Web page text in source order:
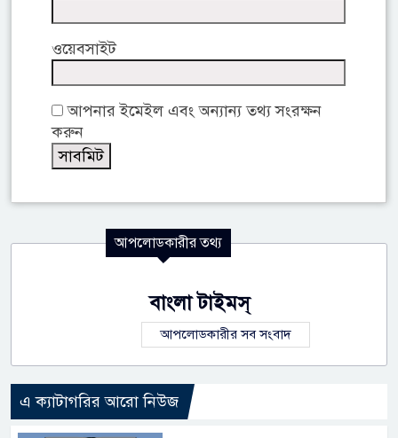
ওয়েবসাইট
আপনার ইমেইল এবং অন্যান্য তথ্য সংরক্ষন
করুন
আপলোডকারীর তথ্য
বাংলা টাইমস্
আপলোডকারীর সব সংবাদ
এ ক্যাটাগরির আরো নিউজ